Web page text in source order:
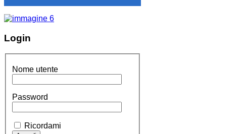
Login
Nome utente
Password
Ricordami